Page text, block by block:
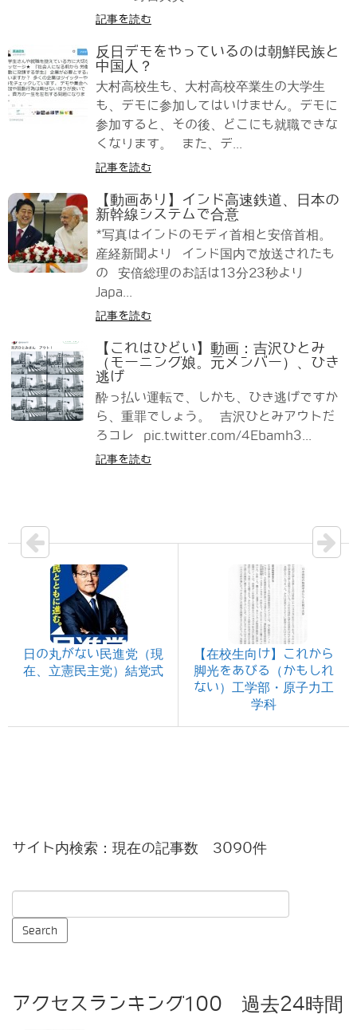
記事を読む
反日デモをやっているのは朝鮮民族と
中国人？
大村高校生も、大村高校卒業生の大学生
も、デモに参加してはいけません。デモに
参加すると、その後、どこにも就職できな
くなります。 また、デ...
記事を読む
【動画あり】インド高速鉄道、日本の
新幹線システムで合意
*写真はインドのモディ首相と安倍首相。
産経新聞より インド国内で放送されたも
の 安倍総理のお話は13分23秒より
Japa...
記事を読む
【これはひどい】動画：吉沢ひとみ
（モーニング娘。元メンバー）、ひき
逃げ
酔っ払い運転で、しかも、ひき逃げですか
ら、重罪でしょう。 吉沢ひとみアウトだ
ろコレ pic.twitter.com/4Ebamh3...
記事を読む
日の丸がない民進党（現
在、立憲民主党）結党式
【在校生向け】これから
脚光をあびる（かもしれ
ない）工学部・原子力工
学科
サイト内検索：現在の記事数 3090件
アクセスランキング100 過去24時間